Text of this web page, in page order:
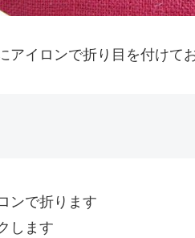
アイロンで折り目を付けて
ンで折ります
します